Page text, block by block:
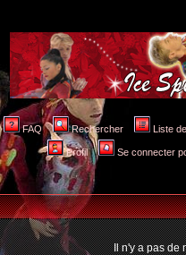
FAQ Rechercher Liste
Profil Se connecter
Il n'y a pas de